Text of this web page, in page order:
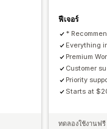
ฟีเจอร์
*
Everything
Premium
Customer
Priority
Starts at
ทดลองใช้งานฟ